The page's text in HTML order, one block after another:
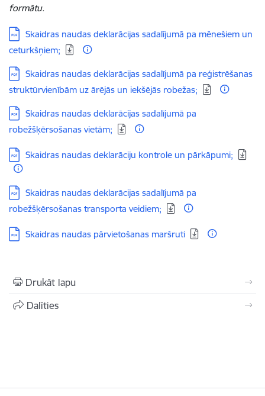
formātu.
Lejupielādēt:
Skaidras naudas deklarācijas sadalījumā pa mēnešiem un
ceturkšņiem;
Lejupielādēt:
Skaidras naudas deklarācijas sadalījumā pa reģistrēšanas
struktūrvienībām uz ārējās un iekšējās robežas;
Lejupielādēt:
Skaidras naudas deklarācijas sadalījumā pa
robežšķērsošanas vietām;
Lejupielādēt:
Skaidras naudas deklarāciju kontrole un pārkāpumi;
Lejupielādēt:
Skaidras naudas deklarācijas sadalījumā pa
robežšķērsošanas transporta veidiem;
Lejupielādēt:
Skaidras naudas pārvietošanas maršruti
Drukāt lapu
Dalīties